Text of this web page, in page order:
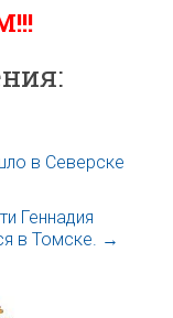
в Северске
Геннадия
в Томске.
→